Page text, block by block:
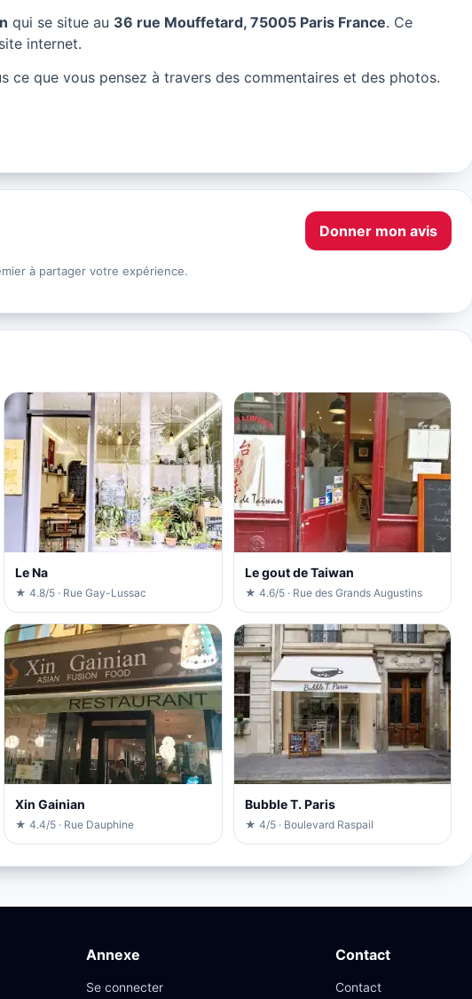
Paris
qui se situe au 36 rue Mouffetard, 75005 Paris France. Ce
internet.
ce que vous pensez à travers des commentaires et des photos.
Donner mon avis
à partager votre expérience.
Le Na
★ 4.8/5 · Rue Gay-Lussac
Le gout de Taiwan
★ 4.6/5 · Rue des Grands Augustins
Xin Gainian
★ 4.4/5 · Rue Dauphine
Bubble T. Paris
★ 4/5 · Boulevard Raspail
Annexe
Se connecter
Contact
Contact